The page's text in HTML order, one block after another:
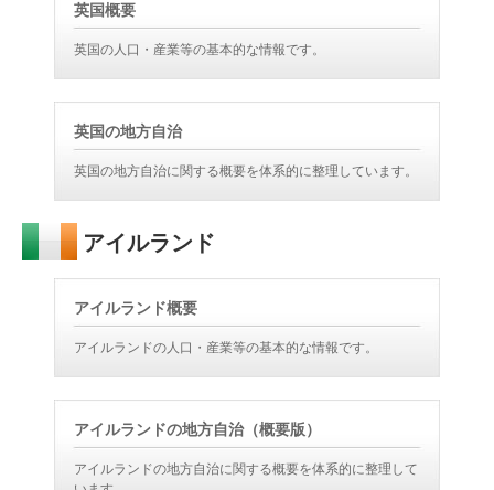
英国概要
英国の人口・産業等の基本的な情報です。
英国の地方自治
英国の地方自治に関する概要を体系的に整理しています。
アイルランド
アイルランド概要
アイルランドの人口・産業等の基本的な情報です。
アイルランドの地方自治（概要版）
アイルランドの地方自治に関する概要を体系的に整理して